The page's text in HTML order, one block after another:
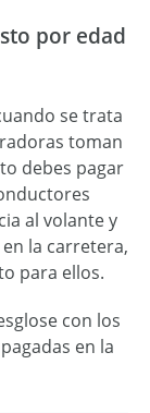
por edad
se trata
toman
debes pagar
al volante y
la carretera,
para ellos.
con los
en la